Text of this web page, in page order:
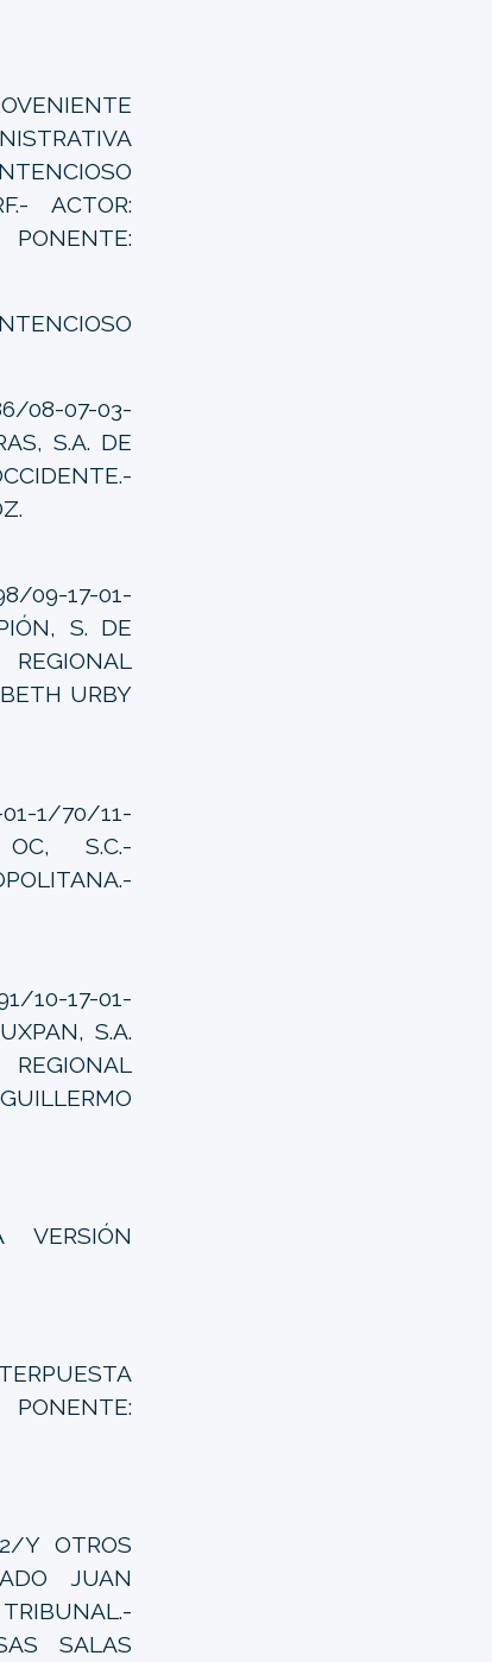
ACTOR:
08-07-03-
S.A. DE
09-17-01-
S. DE
URBY
01-1/70/11-
OC, S.C.-
10-17-01-
S.A.
Y OTROS
JUAN
SALAS